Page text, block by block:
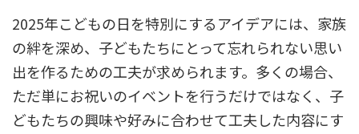
2025年こどもの日を特別にするアイデアには、家族
の絆を深め、子どもたちにとって忘れられない思い
出を作るための工夫が求められます。多くの場合、
ただ単にお祝いのイベントを行うだけではなく、子
どもたちの興味や好みに合わせて工夫した内容にす